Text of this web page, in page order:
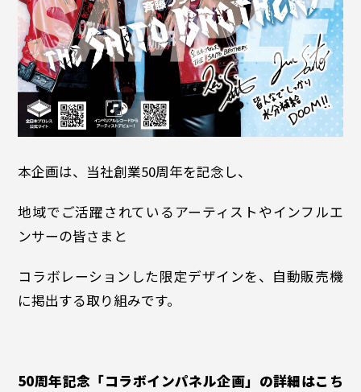
本企画は、当社創業50周年を記念し、
地域でご活躍されているアーティストやインフルエ
ンサーの皆さまと
コラボレーションした限定デザインを、自動販売機
に掲出する取り組みです。
50周年記念「コラボインパネル企画」の詳細はこち